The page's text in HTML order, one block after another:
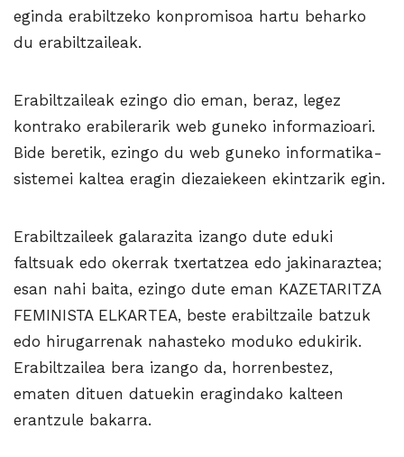
eginda erabiltzeko konpromisoa hartu beharko
du erabiltzaileak.
Erabiltzaileak ezingo dio eman, beraz, legez
kontrako erabilerarik web guneko informazioari.
Bide beretik, ezingo du web guneko informatika-
sistemei kaltea eragin diezaiekeen ekintzarik egin.
Erabiltzaileek galarazita izango dute eduki
faltsuak edo okerrak txertatzea edo jakinaraztea;
esan nahi baita, ezingo dute eman KAZETARITZA
FEMINISTA ELKARTEA, beste erabiltzaile batzuk
edo hirugarrenak nahasteko moduko edukirik.
Erabiltzailea bera izango da, horrenbestez,
ematen dituen datuekin eragindako kalteen
erantzule bakarra.